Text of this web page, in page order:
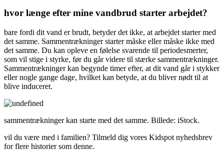
hvor længe efter mine vandbrud starter arbejdet?
bare fordi dit vand er brudt, betyder det ikke, at arbejdet starter med
det samme. Sammentrækninger starter måske eller måske ikke med
det samme. Du kan opleve en følelse svarende til periodesmerter,
som vil stige i styrke, før du går videre til stærke sammentrækninger.
Sammentrækninger kan begynde timer efter, at dit vand går i stykker
eller nogle gange dage, hvilket kan betyde, at du bliver nødt til at
blive induceret.
sammentrækninger kan starte med det samme. Billede: iStock.
vil du være med i familien? Tilmeld dig vores Kidspot nyhedsbrev
for flere historier som denne.